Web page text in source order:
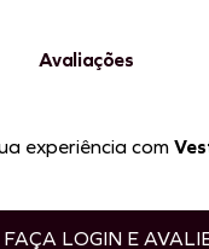
Avaliações
experiência com
FAÇA LOGIN E